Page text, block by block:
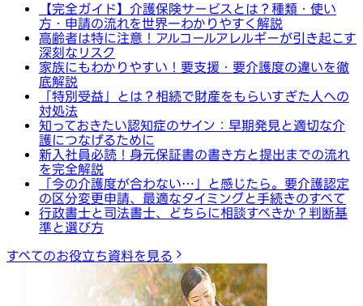
【完全ガイド】介護保険サービスとは？種類・使い
方・申請の流れを世界一わかりやすく解説
高齢者は特に注意！アルコールアレルギーが引き起こす
深刻なリスク
家族にもわかりやすい！要支援・要介護度の違いを徹
底解説
「特別受益」とは？相続で財産をもらいすぎた人への
対処法
知っておきたい認知症のサイン：早期発見と適切な介
護につなげるために
新入社員必読！身元保証書の書き方と提出までの流れ
を完全解説
「今の介護度が合わない…」と感じたら。要介護認定
の区分変更申請、最適なタイミングと手続きのすべて
行政書士と司法書士、どちらに相談すべきか？判断基
準と選び方
すべてのお役立ち資料を見る